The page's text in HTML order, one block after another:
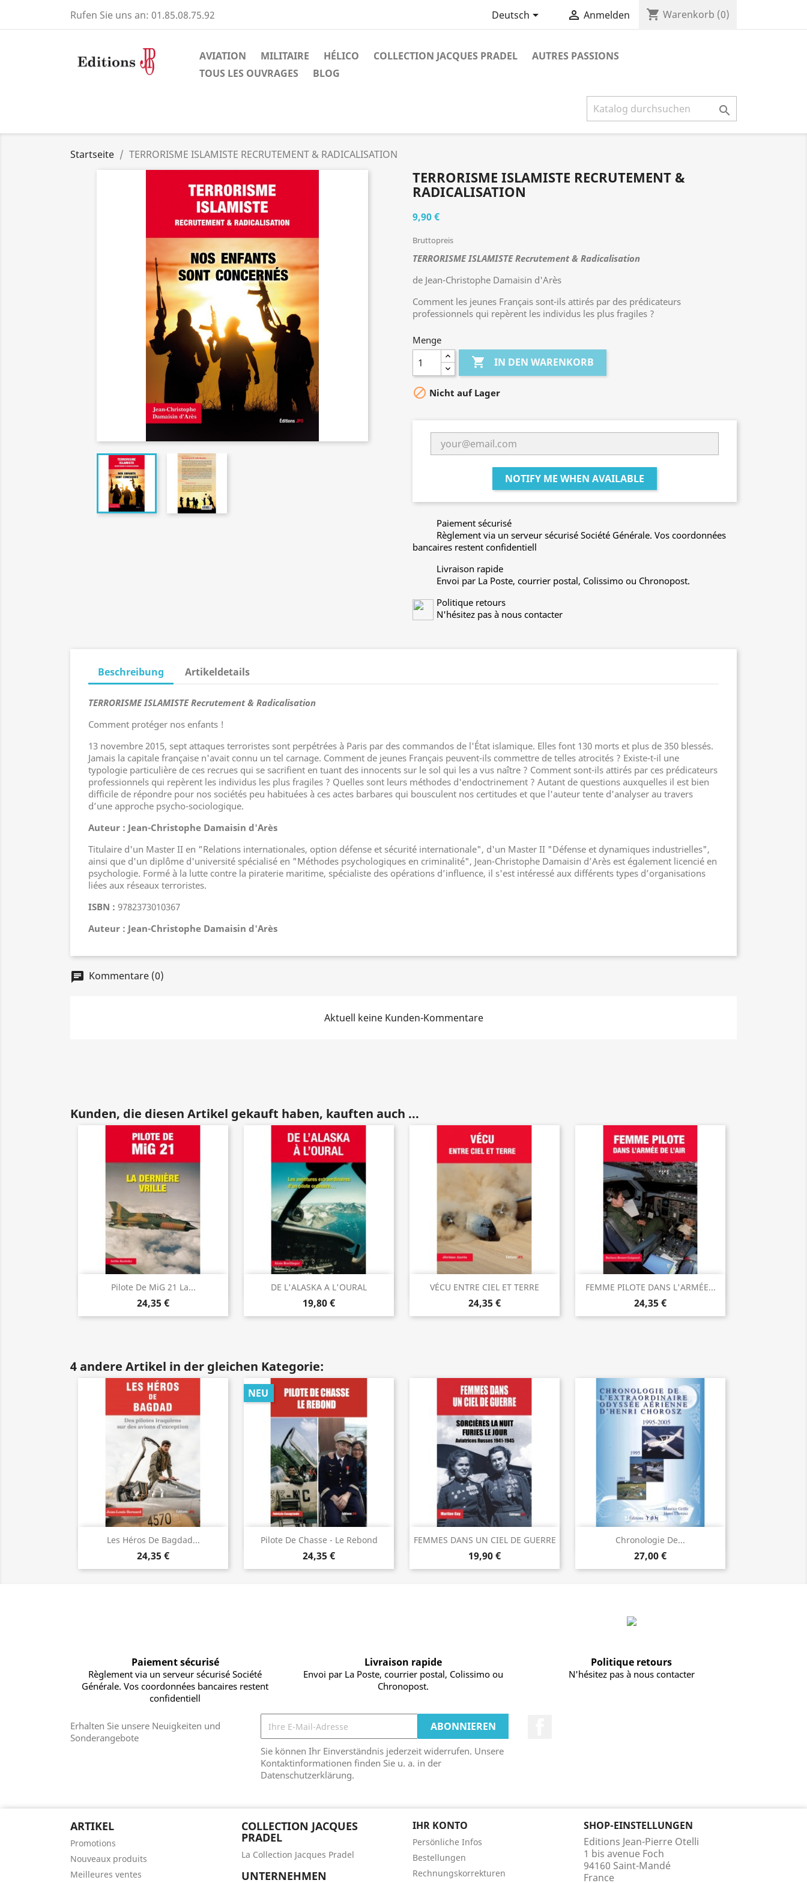
Rufen Sie uns an: 01.85.08.75.92 Deutsch  Anmelden shopping_cart Warenkorb (0)
AVIATION MILITAIRE HÉLICO COLLECTION JACQUES PRADEL
AUTRES PASSIONS
TOUS LES OUVRAGES
BLOG

Startseite TERRORISME ISLAMISTE RECRUTEMENT & RADICALISATION
TERRORISME ISLAMISTE RECRUTEMENT &
RADICALISATION
9,90 €
Bruttopreis
TERRORISME ISLAMISTE Recrutement & Radicalisation
de Jean-Christophe Damaisin d'Arès
Comment les jeunes Français sont-ils attirés par des prédicateurs
professionnels qui repèrent les individus les plus fragiles ?
Menge
 IN DEN WARENKORB
 Nicht auf Lager
NOTIFY ME WHEN AVAILABLE
Paiement sécurisé
Règlement via un serveur sécurisé Société Générale. Vos coordonnées
bancaires restent confidentiell
Livraison rapide
Envoi par La Poste, courrier postal, Colissimo ou Chronopost.
Politique retours
N'hésitez pas à nous contacter
Beschreibung Artikeldetails
TERRORISME ISLAMISTE Recrutement & Radicalisation
Comment protéger nos enfants !
13 novembre 2015, sept attaques terroristes sont perpétrées à Paris par des commandos de l'État islamique. Elles font 130 morts et plus de 350 blessés.
Jamais la capitale française n'avait connu un tel carnage. Comment de jeunes Français peuvent-ils commettre de telles atrocités ? Existe-t-il une
typologie particulière de ces recrues qui se sacrifient en tuant des innocents sur le sol qui les a vus naître ? Comment sont-ils attirés par ces prédicateurs
professionnels qui repèrent les individus les plus fragiles ? Quelles sont leurs méthodes d'endoctrinement ? Autant de questions auxquelles il est bien
difficile de répondre pour nos sociétés peu habituées à ces actes barbares qui bousculent nos certitudes et que l'auteur tente d'analyser au travers
d’une approche psycho-sociologique.
Auteur : Jean-Christophe Damaisin d'Arès
Titulaire d'un Master II en "Relations internationales, option défense et sécurité internationale", d'un Master II "Défense et dynamiques industrielles",
ainsi que d'un diplôme d'université spécialisé en "Méthodes psychologiques en criminalité", Jean-Christophe Damaisin d’Arès est également licencié en
psychologie. Formé à la lutte contre la piraterie maritime, spécialiste des opérations d’influence, il s'est intéressé aux différents types d’organisations
liées aux réseaux terroristes.
ISBN : 9782373010367
Auteur : Jean-Christophe Damaisin d'Arès
chat Kommentare (0)
Aktuell keine Kunden-Kommentare
Kunden, die diesen Artikel gekauft haben, kauften auch ...
Pilote De MiG 21 La...
24,35 €
Vorschau DE L'ALASKA A L'OURAL
19,80 €
Vorschau VÉCU ENTRE CIEL ET TERRE
24,35 €
Vorschau FEMME PILOTE DANS L'ARMÉE...
24,35 €
Vorschau
4 andere Artikel in der gleichen Kategorie:
Les Héros De Bagdad...
24,35 €
Vorschau Pilote De Chasse - Le Rebond
24,35 €
NEU
Vorschau FEMMES DANS UN CIEL DE GUERRE
19,90 €
Vorschau Chronologie De...
27,00 €
Vorschau
Paiement sécurisé
Règlement via un serveur sécurisé Société
Générale. Vos coordonnées bancaires restent
confidentiell
Livraison rapide
Envoi par La Poste, courrier postal, Colissimo ou
Chronopost.
Politique retours
N'hésitez pas à nous contacter
Erhalten Sie unsere Neuigkeiten und
Sonderangebote
Sie können Ihr Einverständnis jederzeit widerrufen. Unsere
Kontaktinformationen finden Sie u. a. in der
Datenschutzerklärung.
ARTIKEL
Promotions
Nouveaux produits
Meilleures ventes
COLLECTION JACQUES
PRADEL
La Collection Jacques Pradel
UNTERNEHMEN
IHR KONTO
Persönliche Infos
Bestellungen
Rechnungskorrekturen
SHOP-EINSTELLUNGEN
Editions Jean-Pierre Otelli
1 bis avenue Foch
94160 Saint-Mandé
France